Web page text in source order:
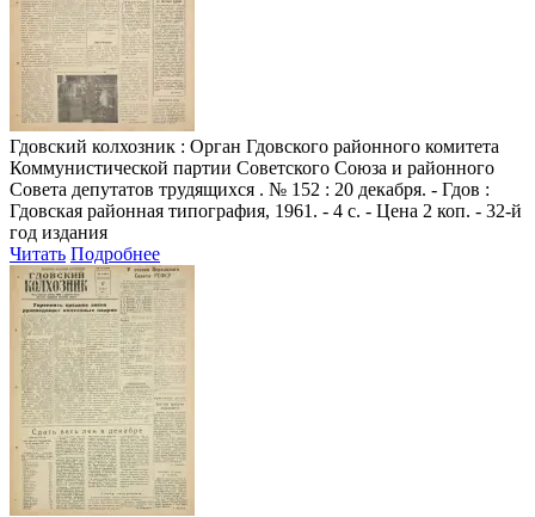
Гдовский колхозник : Орган Гдовского районного комитета
Коммунистической партии Советского Союза и районного
Совета депутатов трудящихся . № 152 : 20 декабря. - Гдов :
Гдовская районная типография, 1961. - 4 с. - Цена 2 коп. - 32-й
год издания
Читать Подробнее